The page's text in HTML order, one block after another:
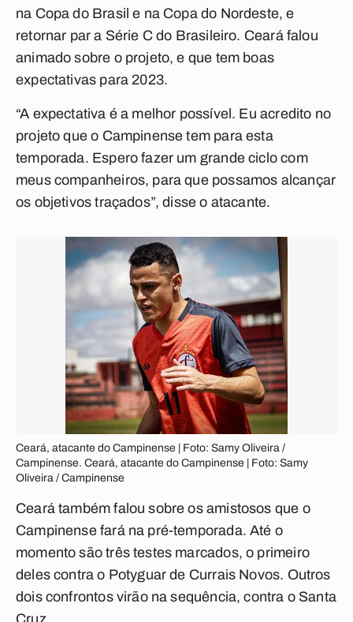
na Copa do Brasil e na Copa do Nordeste, e
retornar par a Série C do Brasileiro. Ceará falou
animado sobre o projeto, e que tem boas
expectativas para 2023.
“A expectativa é a melhor possível. Eu acredito no
projeto que o Campinense tem para esta
temporada. Espero fazer um grande ciclo com
meus companheiros, para que possamos alcançar
os objetivos traçados”, disse o atacante.
Ceará, atacante do Campinense | Foto: Samy Oliveira /
Campinense. Ceará, atacante do Campinense | Foto: Samy
Oliveira / Campinense
Ceará também falou sobre os amistosos que o
Campinense fará na pré-temporada. Até o
momento são três testes marcados, o primeiro
deles contra o Potyguar de Currais Novos. Outros
dois confrontos virão na sequência, contra o Santa
Cruz.